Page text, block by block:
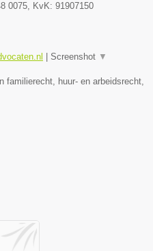
0075, KvK: 91907150
Screenshot ▼
familierecht, huur- en arbeidsrecht,